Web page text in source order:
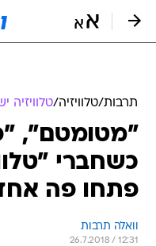
תרבות/טלוויזיה/טלוויזיה
"מטומטם",
כשחברי
פתחו פה
וואלה תרבות
26.7.2018 / 12:31